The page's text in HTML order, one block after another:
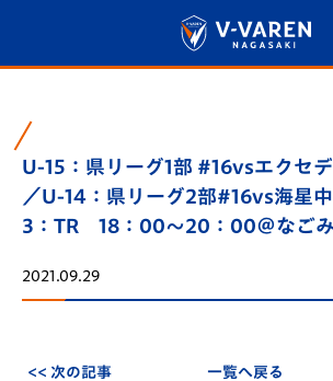
U-15：県リーグ1部 #16vsエクセ
／U-14：県リーグ2部#16vs海星
3：TR 18：00～20：00＠なご
2021.09.29
<< 次の記事 一覧へ戻る